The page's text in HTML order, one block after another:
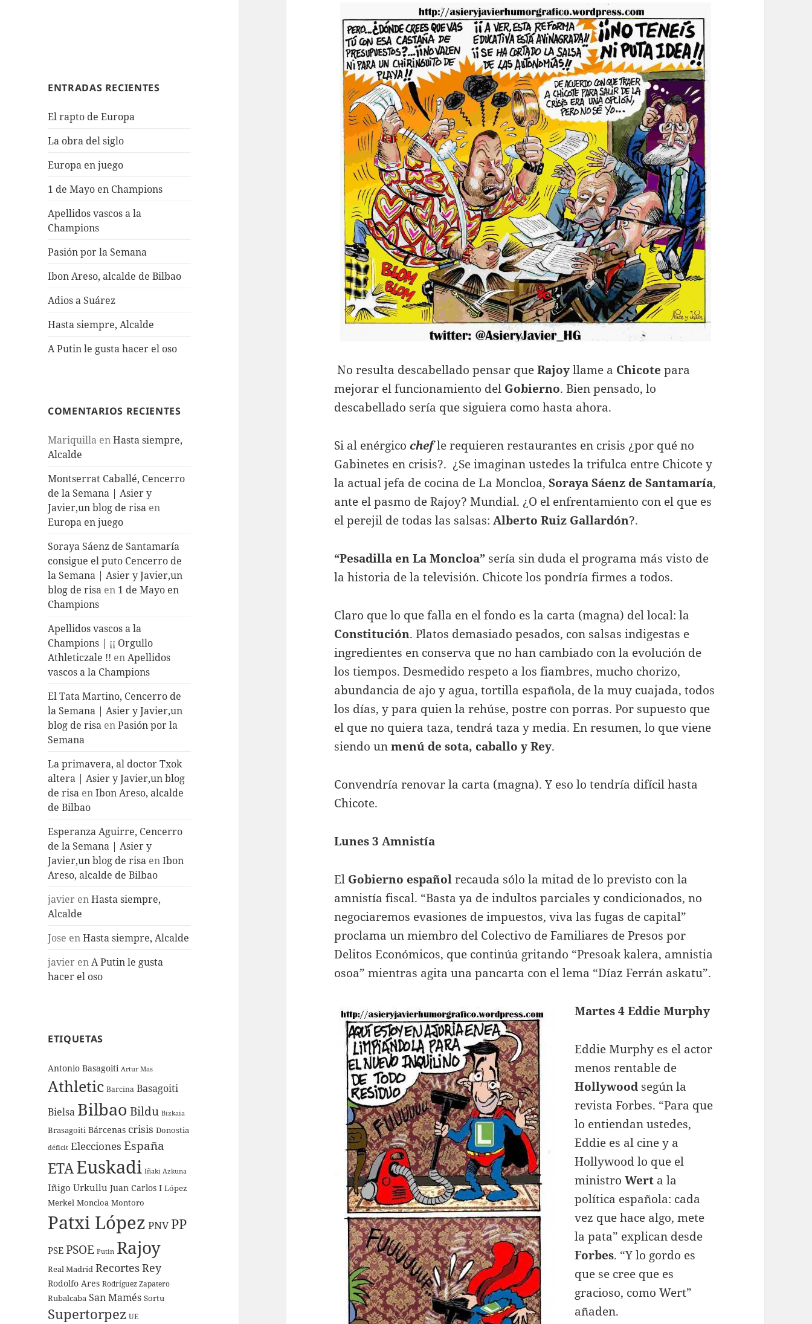
ENTRADAS RECIENTES
El rapto de Europa
La obra del siglo
Europa en juego
1 de Mayo en Champions
Apellidos vascos a la
Champions
Pasión por la Semana
Ibon Areso, alcalde de Bilbao
Adios a Suárez
Hasta siempre, Alcalde
A Putin le gusta hacer el oso
COMENTARIOS RECIENTES
Mariquilla enHasta siempre,
Alcalde
Montserrat Caballé, Cencerro
de la Semana | Asier y
Javier,un blog de risa en
Europa en juego
Soraya Sáenz de Santamaría
consigue el puto Cencerro de
la Semana | Asier y Javier,un
blog de risa en 1 de Mayo en
Champions
Apellidos vascos a la
Champions | ¡¡ Orgullo
Athleticzale !! enApellidos
vascos a la Champions
El Tata Martino, Cencerro de
la Semana | Asier y Javier,un
blog de risa enPasión por la
Semana
La primavera, al doctor Txok
altera | Asier y Javier,un blog
de risa enIbon Areso, alcalde
de Bilbao
Esperanza Aguirre, Cencerro
de la Semana | Asier y
Javier,un blog de risa enIbon
Areso, alcalde de Bilbao
javier enHasta siempre,
Alcalde
Jose enHasta siempre, Alcalde
javier enA Putin le gusta
hacer el oso
ETIQUETAS
Antonio Basagoiti Artur Mas
Athletic Barcina Basagoiti
Bielsa Bilbao Bildu Bizkaia
Brasagoiti Bárcenas crisis Donostia
déficit Elecciones España
ETAEuskadi Iñaki Azkuna
Iñigo Urkullu Juan Carlos I López
Merkel Moncloa Montoro
Patxi López PNVPP
PSE PSOE Putin Rajoy
Real Madrid RecortesRey
Rodolfo Ares Rodríguez Zapatero
Rubalcaba San Mamés Sortu
Supertorpez UE
No resulta descabellado pensar queRajoyllame a Chicote para
mejorar el funcionamiento del Gobierno. Bien pensado, lo
descabellado sería que siguiera como hasta ahora.
Si al enérgicochefle requieren restaurantes en crisis ¿por qué no
Gabinetes en crisis?. ¿Se imaginan ustedes la trifulca entre Chicote y
la actual jefa de cocina de La Moncloa,Soraya Sáenz de Santamaría,
ante el pasmo de Rajoy? Mundial. ¿O el enfrentamiento con el que es
el perejil de todas las salsas:Alberto Ruiz Gallardón?.
“Pesadilla en La Moncloa” sería sin duda el programa más visto de
la historia de la televisión. Chicote los pondría firmes a todos.
Claro que lo que falla en el fondo es la carta (magna) del local: la
Constitución. Platos demasiado pesados, con salsas indigestas e
ingredientes en conserva que no han cambiado con la evolución de
los tiempos. Desmedido respeto a los fiambres, mucho chorizo,
abundancia de ajo y agua, tortilla española, de la muy cuajada, todos
los días, y para quien la rehúse, postre con porras. Por supuesto que
el que no quiera taza, tendrá taza y media. En resumen, lo que viene
siendo unmenú de sota, caballo y Rey.
Convendría renovar la carta (magna). Y eso lo tendría difícil hasta
Chicote.
Lunes 3 Amnistía
El Gobierno españolrecauda sólo la mitad de lo previsto con la
amnistía fiscal. “Basta ya de indultos parciales y condicionados, no
negociaremos evasiones de impuestos, viva las fugas de capital”
proclama un miembro del Colectivo de Familiares de Presos por
Delitos Económicos, que continúa gritando “Presoak kalera, amnistia
osoa” mientras agita una pancarta con el lema “Díaz Ferrán askatu”.
Martes 4 Eddie Murphy
Eddie Murphy es el actor
menos rentable de
Hollywood según la
revista Forbes. “Para que
lo entiendan ustedes,
Eddie es al cine y a
Hollywood lo que el
ministroWert a la
política española: cada
vez que hace algo, mete
la pata” explican desde
Forbes. “Y lo gordo es
que se cree que es
gracioso, como Wert”
añaden.